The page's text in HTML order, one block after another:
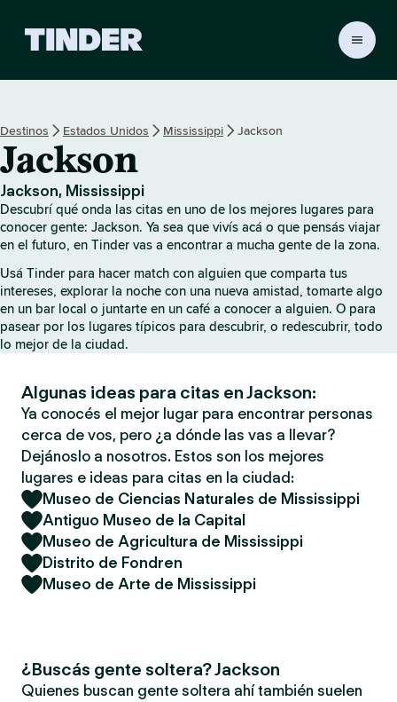
o
i
n
d
r
Destinos Estados Unidos Mississippi Jackson
Jackson
Jackson, Mississippi
Descubrí qué onda las citas en uno de los mejores lugares para
conocer gente: Jackson. Ya sea que vivís acá o que pensás viajar
en el futuro, en Tinder vas a encontrar a mucha gente de la zona.
Usá Tinder para hacer match con alguien que comparta tus
intereses, explorar la noche con una nueva amistad, tomarte algo
en un bar local o juntarte en un café a conocer a alguien. O para
pasear por los lugares típicos para descubrir, o redescubrir, todo
lo mejor de la ciudad.
Algunas ideas para citas en Jackson:
Ya conocés el mejor lugar para encontrar personas
cerca de vos, pero ¿a dónde las vas a llevar?
Dejánoslo a nosotros. Estos son los mejores
lugares e ideas para citas en la ciudad:
Museo de Ciencias Naturales de Mississippi
Antiguo Museo de la Capital
Museo de Agricultura de Mississippi
Distrito de Fondren
Museo de Arte de Mississippi
¿Buscás gente soltera? Jackson
Quienes buscan gente soltera ahí también suelen